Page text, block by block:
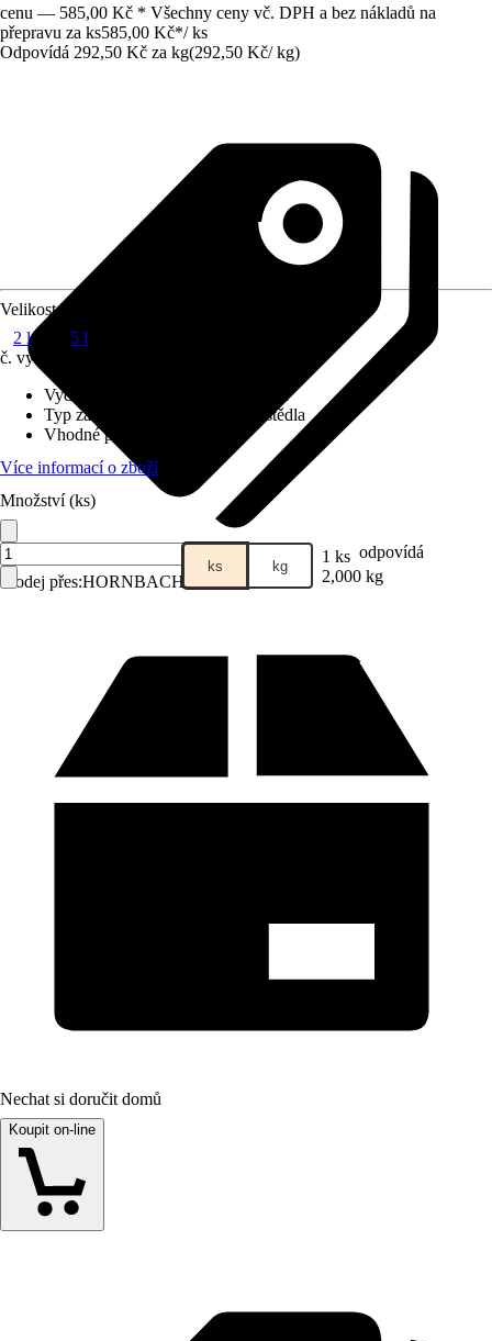
cenu — 585,00 Kč * Všechny ceny vč. DPH a bez nákladů na
přepravu za ks585,00 Kč*/ ks
Odpovídá 292,50 Kč za kg(292,50 Kč/ kg)
Prodej přes:HORNBACH
Velikost balení
2 l
5 l
č. výrobku
Vydatnost při jednom nátěru
8 m²/l
Typ základu
Obsahující rozpouštědla
Vhodné pro podklad
Více informací o zboží
Množství (ks)
ks kg 1 ks odpovídá
2,000 kg
Nechat si doručit domů
Koupit on-line